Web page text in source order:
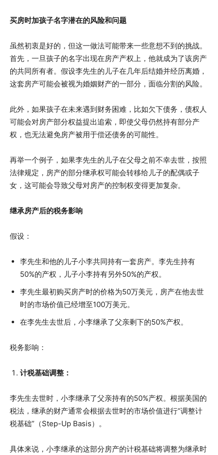
买房时加孩子名字潜在的风险和问题
虽然初衷是好的，但这一做法可能带来一些意想不到的挑战。
首先，一旦孩子的名字出现在房产产权上，他就成为了该房产
的共同所有者。假设李先生的儿子在几年后结婚并经历离婚，
这套房产可能会被视为婚姻财产的一部分，面临分割的风险。
此外，如果孩子在未来遇到财务困难，比如欠下债务，债权人
可能会对房产部分权益提出追索，即使父母仍然持有部分产
权，也无法避免房产被用于偿还债务的可能性。
再举一个例子，如果李先生的儿子在父母之前不幸去世，按照
法律规定，房产的部分继承权可能会转移给儿子的配偶或子
女，这可能会导致父母对房产的控制权变得更加复杂。
继承房产后的税务影响
假设：
李先生和他的儿子小李共同持有一套房产。李先生持有
50%的产权，儿子小李持有另外50%的产权。
李先生最初购买房产时的价格为50万美元，房产在他去世
时的市场价值已经增至100万美元。
在李先生去世后，小李继承了父亲剩下的50%产权。
税务影响：
计税基础调整：
李先生去世时，小李继承了父亲持有的50%产权。根据美国的
税法，继承的财产通常会根据去世时的市场价值进行“调整计
税基础”（Step-Up Basis）。
具体来说，小李继承的这部分房产的计税基础将调整为继承时